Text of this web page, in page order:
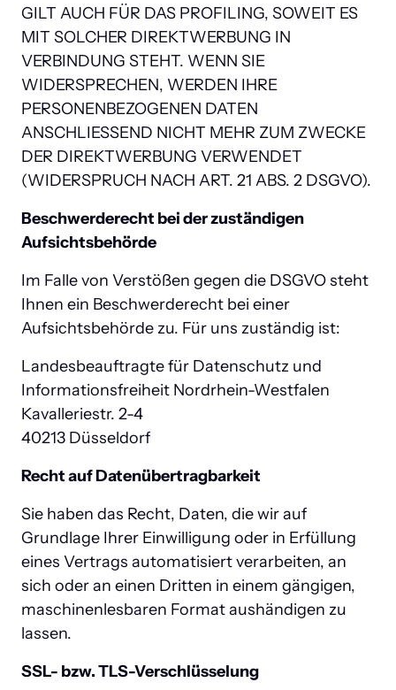
GILT AUCH FÜR DAS PROFILING, SOWEIT ES
MIT SOLCHER DIREKTWERBUNG IN
VERBINDUNG STEHT. WENN SIE
WIDERSPRECHEN, WERDEN IHRE
PERSONENBEZOGENEN DATEN
ANSCHLIESSEND NICHT MEHR ZUM ZWECKE
DER DIREKTWERBUNG VERWENDET
(WIDERSPRUCH NACH ART. 21 ABS. 2 DSGVO).
Beschwerderecht bei der zuständigen
Aufsichtsbehörde
Im Falle von Verstößen gegen die DSGVO steht
Ihnen ein Beschwerderecht bei einer
Aufsichtsbehörde zu. Für uns zuständig ist:
Landesbeauftragte für Datenschutz und
Informationsfreiheit Nordrhein-Westfalen
Kavalleriestr. 2-4
40213 Düsseldorf
Recht auf Datenübertragbarkeit
Sie haben das Recht, Daten, die wir auf
Grundlage Ihrer Einwilligung oder in Erfüllung
eines Vertrags automatisiert verarbeiten, an
sich oder an einen Dritten in einem gängigen,
maschinenlesbaren Format aushändigen zu
lassen.
SSL- bzw. TLS-Verschlüsselung